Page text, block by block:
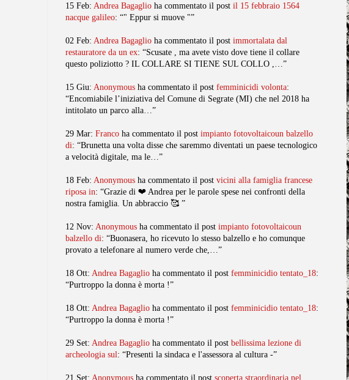
15 Feb: Andrea Bagaglio ha commentato il post il 15 febbraio 1564
nacque galileo: “" Eppur si muove "”
02 Feb: Andrea Bagaglio ha commentato il post immortalata dal
restauratore da un ex: “Scusate , ma avete visto dove tiene il collare
questo poliziotto ? IL COLLARE SI TIENE SUL COLLO ,…”
15 Giu: Anonymous ha commentato il post femminicidi volonta:
“Encomiabile l’iniziativa del Comune di Segrate (MI) che nel 2018 ha
intitolato un parco alla…”
29 Mar: Franco ha commentato il post impianto fotovoltaicoun balzello
di: “Brunetta una volta disse che saremmo diventati un paese tecnologico
a velocità digitale, ma le…”
18 Feb: Anonymous ha commentato il post vicini alla famiglia francese
riposa in: “Grazie di ❤️ Andrea per le parole spese nei confronti della
nostra famiglia. Un abbraccio 🥰 ”
12 Nov: Anonymous ha commentato il post impianto fotovoltaicoun
balzello di: “Buonasera, ho ricevuto lo stesso balzello e ho comunque
provato a telefonare al numero verde che,…”
18 Ott: Andrea Bagaglio ha commentato il post femminicidio tentato_18:
“Purtroppo la donna è morta !”
18 Ott: Andrea Bagaglio ha commentato il post femminicidio tentato_18:
“Purtroppo la donna è morta !”
29 Set: Andrea Bagaglio ha commentato il post bellissima lezione di
archeologia sul : “Presenti la sindaca e l'assessora al cultura -”
21 Set: Anonymous ha commentato il post scoperta straordinaria nel